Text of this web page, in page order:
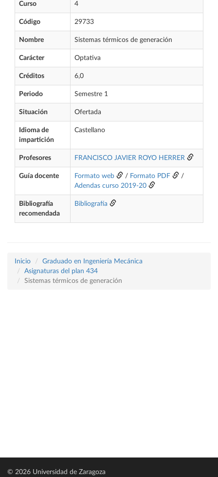
Curso 4
Código 29733
Nombre Sistemas térmicos de generación
Carácter Optativa
Créditos 6,0
Periodo Semestre 1
Situación Ofertada
Idioma de
impartición
Castellano
Profesores FRANCISCO JAVIER ROYO HERRER
Guía docente Formato web / Formato PDF
/
Adendas curso 2019-20
Bibliografía
recomendada
Bibliografía
Inicio
Graduado en Ingeniería Mecánica
Asignaturas del plan 434
Sistemas térmicos de generación
© 2026 Universidad de Zaragoza